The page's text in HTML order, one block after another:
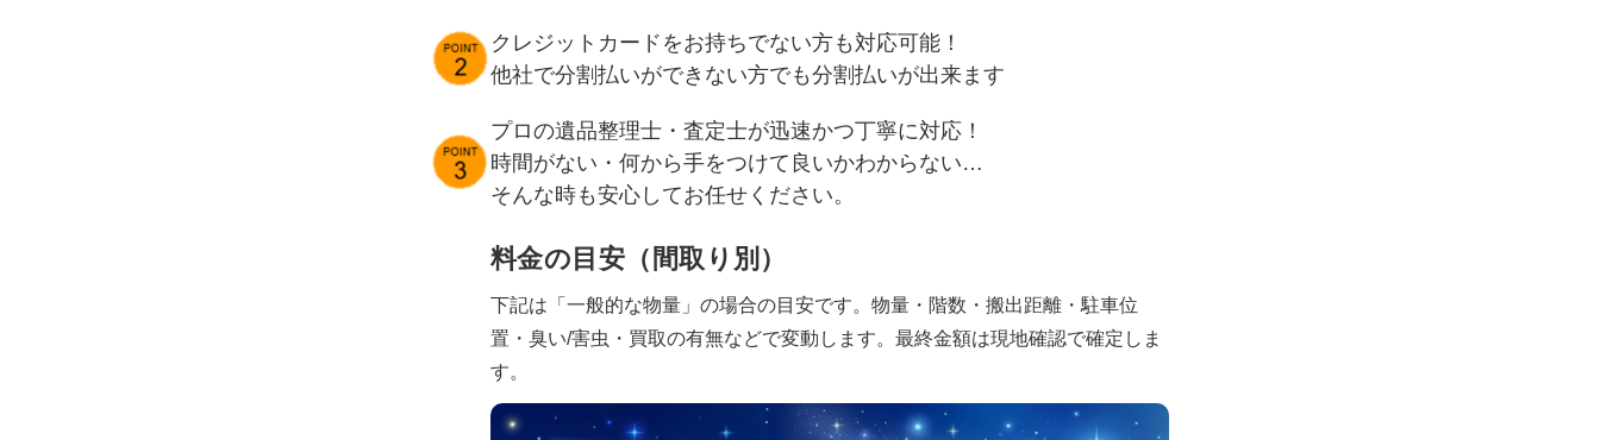
クレジットカードをお持ちでない方も対応可能！
他社で分割払いができない方でも分割払いが出来ます
プロの遺品整理士・査定士が迅速かつ丁寧に対応！
時間がない・何から手をつけて良いかわからない…
そんな時も安心してお任せください。
料金の目安（間取り別）
下記は「一般的な物量」の場合の目安です。物量・階数・搬出距離・駐車位
置・臭い/害虫・買取の有無などで変動します。最終金額は現地確認で確定しま
す。